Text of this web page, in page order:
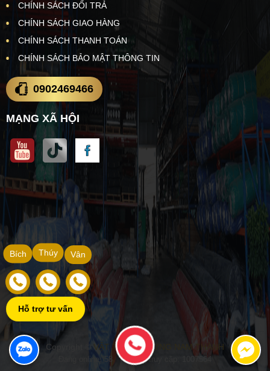
CHÍNH SÁCH ĐỔI TRẢ
CHÍNH SÁCH GIAO HÀNG
CHÍNH SÁCH THANH TOÁN
CHÍNH SÁCH BẢO MẬT THÔNG TIN
0902469466
MẠNG XÃ HỘI
Copyright ©VẬT TƯ XÂY DỰNG NAM THÀNH
Đang online: 58 | Tổng truy cập: 1007564
Vân
Thúy
Bích
Hỗ trợ tư vấn